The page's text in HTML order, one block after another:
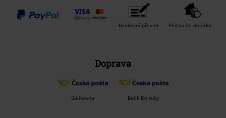
Bankovní převod Platba na dobírku
Doprava
Balíkovna Balík Do ruky